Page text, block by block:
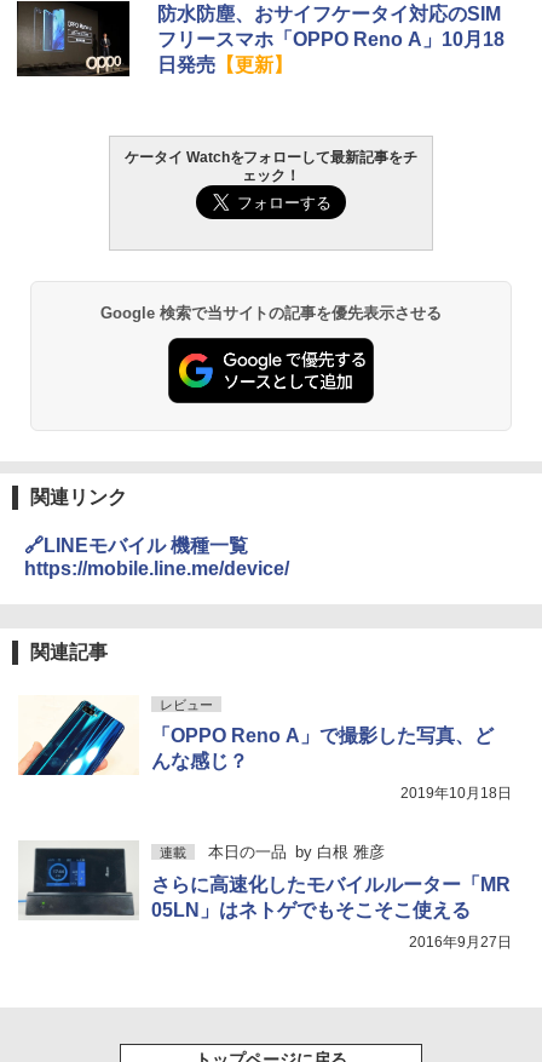
防水防塵、おサイフケータイ対応のSIM
フリースマホ「OPPO Reno A」10月18
日発売【更新】
ケータイ Watchをフォローして最新記事をチ
ェック！
Google 検索で当サイトの記事を優先表示させる
関連リンク
🔗LINEモバイル 機種一覧
https://mobile.line.me/device/
関連記事
レビュー
「OPPO Reno A」で撮影した写真、ど
んな感じ？
2019年10月18日
連載 本日の一品 by 白根 雅彦
さらに高速化したモバイルルーター「MR
05LN」はネトゲでもそこそこ使える
2016年9月27日